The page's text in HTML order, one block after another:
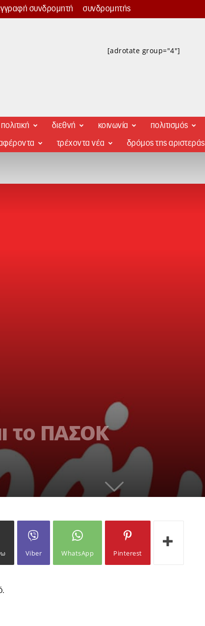
συνδρομητή συνδρομητής
[adrotate group="4"]
πολιτική διεθνή κοινωνία πολιτισμός
τρέχοντα νέα δρόμος της αριστεράς
το ΠΑΣΟΚ
Viber WhatsApp Pinterest